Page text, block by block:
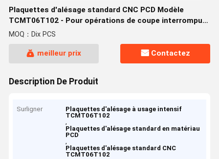
Plaquettes d'alésage standard CNC PCD Modèle
TCMT06T102 - Pour opérations de coupe interrompue
à usage intensif
MOQ：Dix PCS
meilleur prix Contactez
Description De Produit
Surligner
Plaquettes d'alésage à usage intensif
TCMT06T102
,
Plaquettes d'alésage standard en matériau
PCD
,
Plaquettes d'alésage standard CNC
TCMT06T102